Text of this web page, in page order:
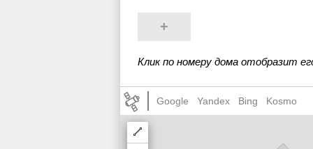
+
Клик по номеру дома отобразит
Google Yandex Bing Kosmo
Draw